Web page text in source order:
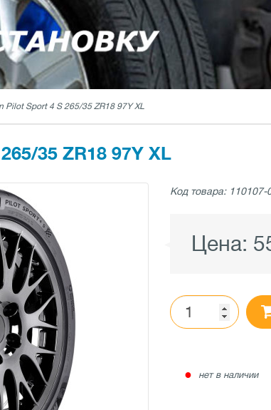
Pilot Sport 4 S 265/35 ZR18 97Y XL
35 ZR18 97Y XL
Код товара: 110107-
Цена:
● нет в наличии